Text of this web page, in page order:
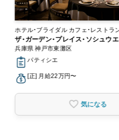
ホテル・ブライダル カフェ・レストラ
ザ・ガーデン・プレイス・ソシュウ
兵庫県 神戸市東灘区
パティシエ
[正] 月給22万円〜
気になる